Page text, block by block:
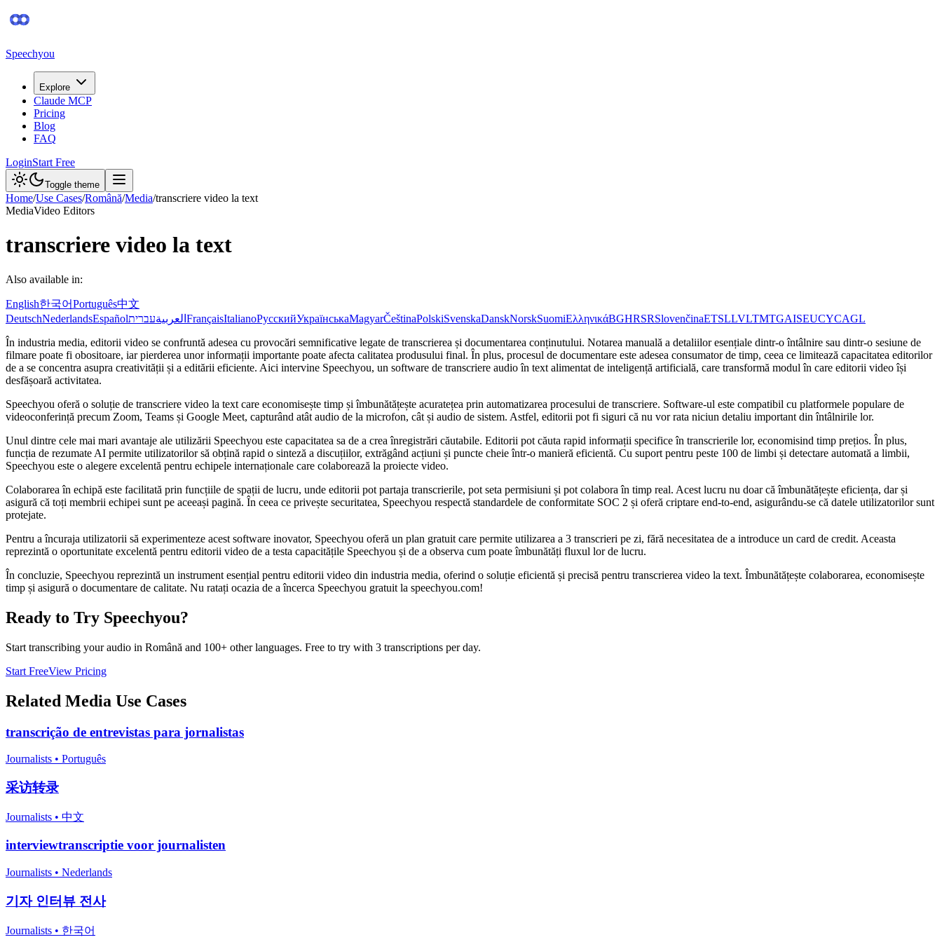
Speechyou
Explore
Claude MCP
Pricing
Blog
FAQ
LoginStart Free
Toggle theme
Home/Use Cases/Română/Media/transcriere video la text
MediaVideo Editors
transcriere video la text
Also available in:
English한국어Português中文
DeutschNederlandsEspañol العربيةעברית FrançaisItalianoРусскийУкраїнськаMagyarČeštinaPolskiSvenskaDanskNorskSuomiΕλληνικάBGHRSRSlovenčinaETSLLVLTMTGAISEUCYCAGL
În industria media, editorii video se confruntă adesea cu provocări semnificative legate de transcrierea și documentarea conținutului. Notarea manuală a detaliilor esențiale dintr-o întâlnire sau dintr-o sesiune de
filmare poate fi obositoare, iar pierderea unor informații importante poate afecta calitatea produsului final. În plus, procesul de documentare este adesea consumator de timp, ceea ce limitează capacitatea editorilor
de a se concentra asupra creativității și a editării eficiente. Aici intervine Speechyou, un software de transcriere audio în text alimentat de inteligență artificială, care transformă modul în care editorii video își
desfășoară activitatea.
Speechyou oferă o soluție de transcriere video la text care economisește timp și îmbunătățește acuratețea prin automatizarea procesului de transcriere. Software-ul este compatibil cu platformele populare de
videoconferință precum Zoom, Teams și Google Meet, capturând atât audio de la microfon, cât și audio de sistem. Astfel, editorii pot fi siguri că nu vor rata niciun detaliu important din întâlnirile lor.
Unul dintre cele mai mari avantaje ale utilizării Speechyou este capacitatea sa de a crea înregistrări căutabile. Editorii pot căuta rapid informații specifice în transcrierile lor, economisind timp prețios. În plus,
funcția de rezumate AI permite utilizatorilor să obțină rapid o sinteză a discuțiilor, extrăgând acțiuni și puncte cheie într-o manieră eficientă. Cu suport pentru peste 100 de limbi și detectare automată a limbii,
Speechyou este o alegere excelentă pentru echipele internaționale care colaborează la proiecte video.
Colaborarea în echipă este facilitată prin funcțiile de spații de lucru, unde editorii pot partaja transcrierile, pot seta permisiuni și pot colabora în timp real. Acest lucru nu doar că îmbunătățește eficiența, dar și
asigură că toți membrii echipei sunt pe aceeași pagină. În ceea ce privește securitatea, Speechyou respectă standardele de conformitate SOC 2 și oferă criptare end-to-end, asigurându-se că datele utilizatorilor sunt
protejate.
Pentru a încuraja utilizatorii să experimenteze acest software inovator, Speechyou oferă un plan gratuit care permite utilizarea a 3 transcrieri pe zi, fără necesitatea de a introduce un card de credit. Aceasta
reprezintă o oportunitate excelentă pentru editorii video de a testa capacitățile Speechyou și de a observa cum poate îmbunătăți fluxul lor de lucru.
În concluzie, Speechyou reprezintă un instrument esențial pentru editorii video din industria media, oferind o soluție eficientă și precisă pentru transcrierea video la text. Îmbunătățește colaborarea, economisește
timp și asigură o documentare de calitate. Nu ratați ocazia de a încerca Speechyou gratuit la speechyou.com!
Ready to Try Speechyou?
Start transcribing your audio in Română and 100+ other languages. Free to try with 3 transcriptions per day.
Start FreeView Pricing
Related Media Use Cases
transcrição de entrevistas para jornalistas
Journalists • Português
采访转录
Journalists • 中文
interviewtranscriptie voor journalisten
Journalists • Nederlands
기자 인터뷰 전사
Journalists • 한국어